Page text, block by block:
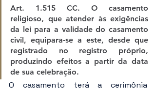
Art. 1.515 CC. O casamento
religioso, que atender às exigências
da lei para a validade do casamento
civil, equipara-se a este, desde que
registrado no registro próprio,
produzindo efeitos a partir da data
de sua celebração.
O casamento terá a cerimônia